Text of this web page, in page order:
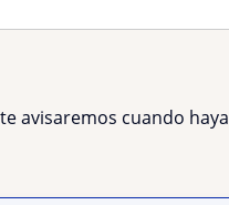
avisaremos cuando